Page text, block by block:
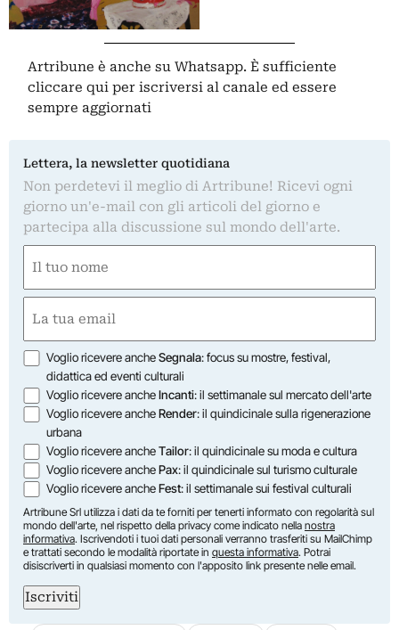
Artribune è anche su Whatsapp. È sufficiente
cliccare qui per iscriversi al canale ed essere
sempre aggiornati
Lettera, la newsletter quotidiana
Non perdetevi il meglio di Artribune! Ricevi ogni
giorno un'e-mail con gli articoli del giorno e
partecipa alla discussione sul mondo dell'arte.
(Required)
First
(Required)
Opzioni
Voglio ricevere ancheSegnala: focus su mostre, festival,
didattica ed eventi culturali
Voglio ricevere ancheIncanti: il settimanale sul mercato dell'arte
Voglio ricevere ancheRender: il quindicinale sulla rigenerazione
urbana
Voglio ricevere ancheTailor: il quindicinale su moda e cultura
Voglio ricevere anchePax: il quindicinale sul turismo culturale
Voglio ricevere ancheFest: il settimanale sui festival culturali
Artribune Srl utilizza i dati da te forniti per tenerti informato con regolarità sul
mondo dell'arte, nel rispetto della privacy come indicato nella nostra
informativa. Iscrivendoti i tuoi dati personali verranno trasferiti su MailChimp
e trattati secondo le modalità riportate in questa informativa. Potrai
disiscriverti in qualsiasi momento con l'apposito link presente nelle email.
Iscriviti